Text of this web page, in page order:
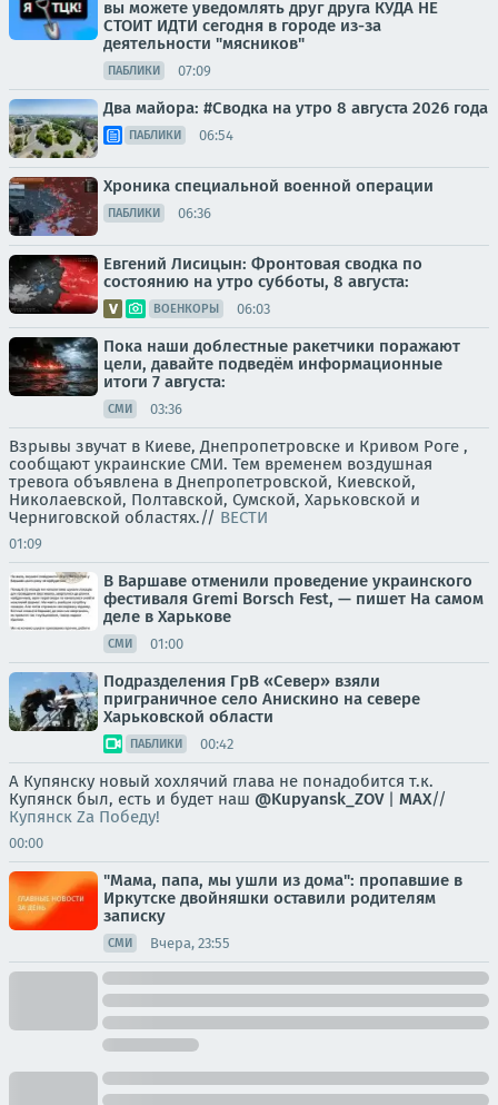
вы можете уведомлять друг друга КУДА НЕ
СТОИТ ИДТИ сегодня в городе из-за
деятельности "мясников"
ПАБЛИКИ 07:09
Два майора: #Сводка на утро 8 августа 2026 года
ПАБЛИКИ 06:54
Хроника специальной военной операции
ПАБЛИКИ 06:36
Евгений Лисицын: Фронтовая сводка по
состоянию на утро субботы, 8 августа:
ВОЕНКОРЫ 06:03
Пока наши доблестные ракетчики поражают
цели, давайте подведём информационные
итоги 7 августа:
СМИ 03:36
Взрывы звучат в Киеве, Днепропетровске и Кривом Роге ,
сообщают украинские СМИ. Тем временем воздушная
тревога объявлена в Днепропетровской, Киевской,
Николаевской, Полтавской, Сумской, Харьковской и
Черниговской областях.// ВЕСТИ
01:09
В Варшаве отменили проведение украинского
фестиваля Gremi Borsch Fest, — пишет На самом
деле в Харькове
СМИ 01:00
Подразделения ГрВ «Север» взяли
приграничное село Анискино на севере
Харьковской области
ПАБЛИКИ 00:42
А Купянску новый хохлячий глава не понадобится т.к.
Купянск был, есть и будет наш @Kupyansk_ZOV| MAX//
Купянск Za Победу!
00:00
"Мама, папа, мы ушли из дома": пропавшие в
Иркутске двойняшки оставили родителям
записку
СМИ Вчера, 23:55